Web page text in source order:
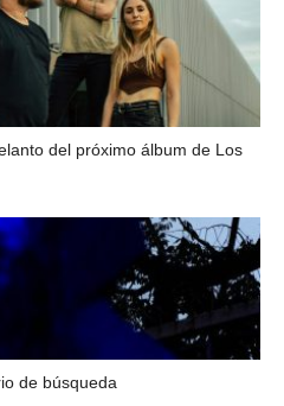
del próximo álbum de Los
de búsqueda